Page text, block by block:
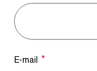
E-mail *